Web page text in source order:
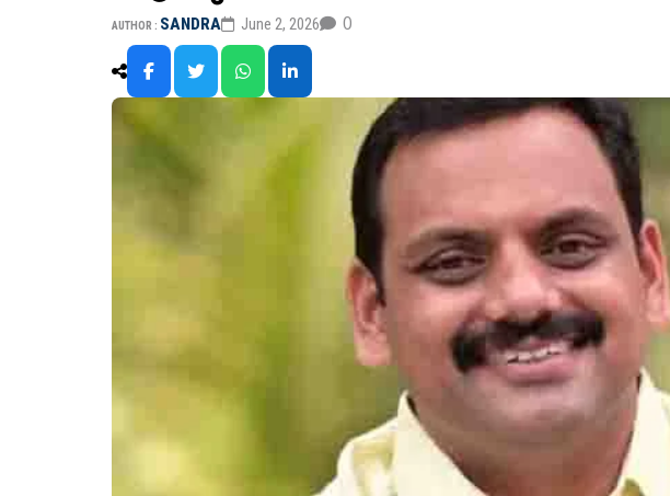
AUTHOR : SANDRA June 2, 2026 0